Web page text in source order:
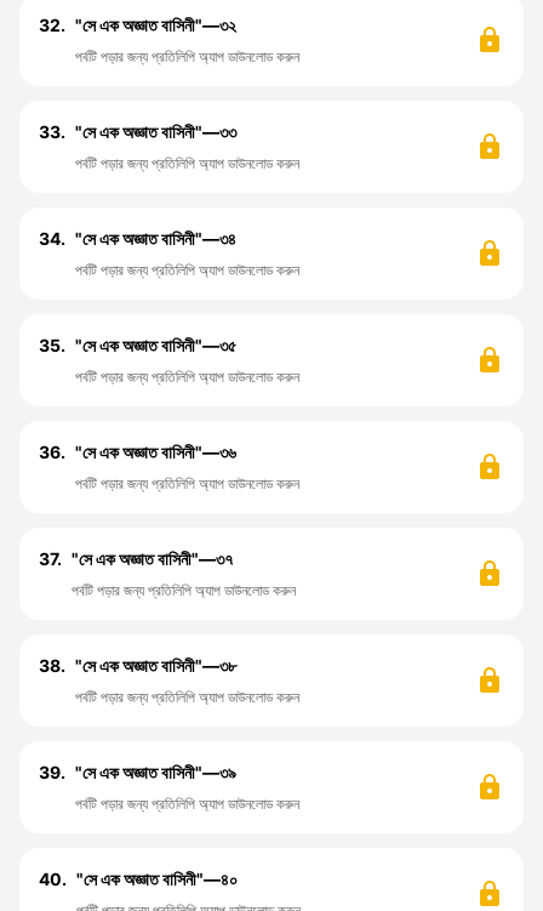
32. "সে এক অজ্ঞাত বাসিনী"—৩২
পর্বটি পড়ার জন্য প্রতিলিপি অ্যাপ ডাউনলোড করুন
33. "সে এক অজ্ঞাত বাসিনী"—৩৩
পর্বটি পড়ার জন্য প্রতিলিপি অ্যাপ ডাউনলোড করুন
34. "সে এক অজ্ঞাত বাসিনী"—৩৪
পর্বটি পড়ার জন্য প্রতিলিপি অ্যাপ ডাউনলোড করুন
35. "সে এক অজ্ঞাত বাসিনী"—৩৫
পর্বটি পড়ার জন্য প্রতিলিপি অ্যাপ ডাউনলোড করুন
36. "সে এক অজ্ঞাত বাসিনী"—৩৬
পর্বটি পড়ার জন্য প্রতিলিপি অ্যাপ ডাউনলোড করুন
37. "সে এক অজ্ঞাত বাসিনী"—৩৭
পর্বটি পড়ার জন্য প্রতিলিপি অ্যাপ ডাউনলোড করুন
38. "সে এক অজ্ঞাত বাসিনী"—৩৮
পর্বটি পড়ার জন্য প্রতিলিপি অ্যাপ ডাউনলোড করুন
39. "সে এক অজ্ঞাত বাসিনী"—৩৯
পর্বটি পড়ার জন্য প্রতিলিপি অ্যাপ ডাউনলোড করুন
40. "সে এক অজ্ঞাত বাসিনী"—৪০